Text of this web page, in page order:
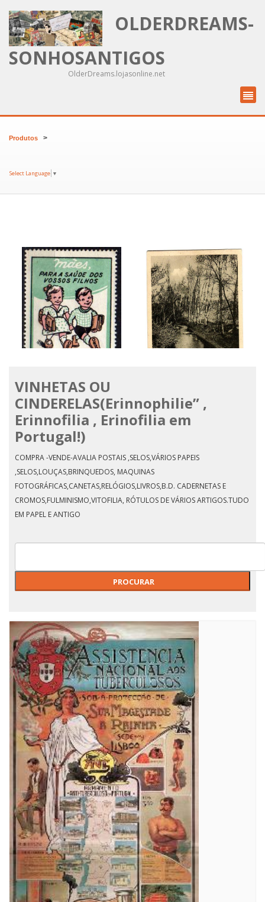
OLDERDREAMS-
SONHOSANTIGOS
OlderDreams.lojasonline.net
Produtos >
Select Language ▼
SOLAS DE COURO
BOMBARRAL RIO REAL
VINHETAS OU
CINDERELAS(Erinnophilie” ,
Erinnofilia , Erinofilia em
Portugal!)
COMPRA -VENDE-AVALIA POSTAIS ,SELOS,VÁRIOS PAPEIS
,SELOS,LOUÇAS,BRINQUEDOS, MAQUINAS
FOTOGRÁFICAS,CANETAS,RELÓGIOS,LIVROS,B.D. CADERNETAS E
CROMOS,FULMINISMO,VITOFILIA, RÓTULOS DE VÁRIOS ARTIGOS.TUDO
EM PAPEL E ANTIGO